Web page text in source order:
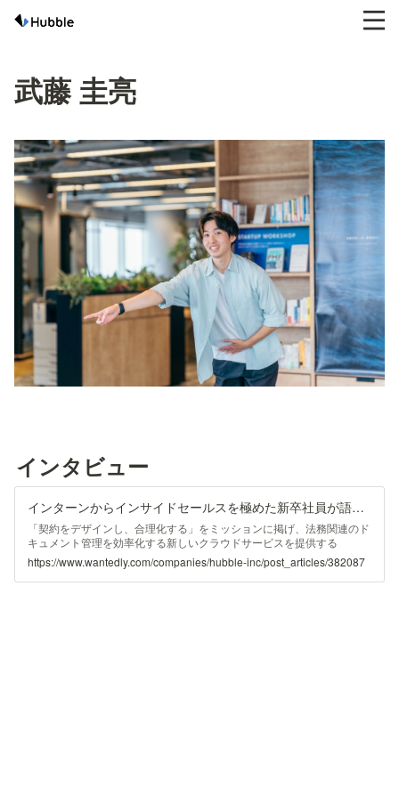
武藤 圭亮
インタビュー
インターンからインサイドセールスを極めた新卒社員が語るHubbleの魅力 | 株式会社Hubble
「契約をデザインし、合理化する」をミッションに掲げ、法務関連のド
キュメント管理を効率化する新しいクラウドサービスを提供する
「Hubble（ハブル）」。これを開発提供する株式会社Hubbleにイン...
https://www.wantedly.com/companies/hubble-inc/post_articles/382087